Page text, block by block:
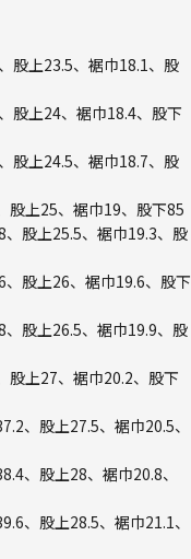
股上23.5、裾巾18.1、股
股上24、裾巾18.4、股下
股上24.5、裾巾18.7、股
股上25、裾巾19、股下85
股上25.5、裾巾19.3、股
股上26、裾巾19.6、股下
股上26.5、裾巾19.9、股
股上27、裾巾20.2、股下
、股上27.5、裾巾20.5、
、股上28、裾巾20.8、
、股上28.5、裾巾21.1、